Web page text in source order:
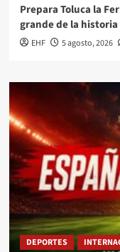
Prepara Toluca la
grande de la historia
EHF 5 agosto, 2026
DEPORTES